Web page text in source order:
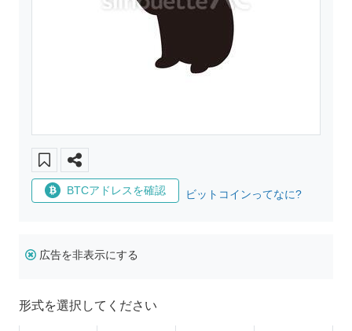
BTCアドレスを確認 ビットコインってなに?
広告を非表示にする
形式を選択してください